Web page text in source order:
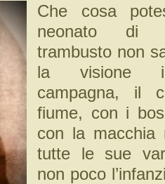
Che cosa
neonato di
trambusto non
la visione
campagna, il
fiume, con i
con la macchia
tutte le sue
non poco